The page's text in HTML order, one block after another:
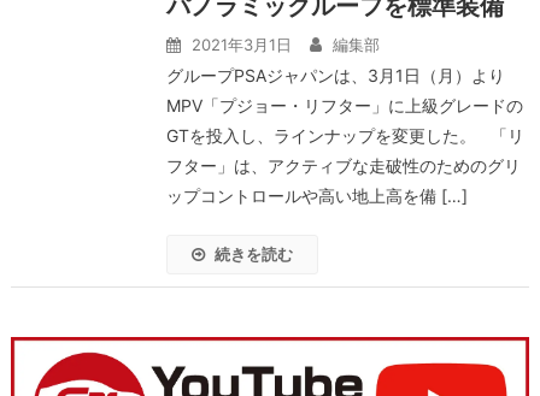
パノラミックルーフを標準装備
2021年3月1日 編集部
グループPSAジャパンは、3月1日（月）より
MPV「プジョー・リフター」に上級グレードの
GTを投入し、ラインナップを変更した。 「リ
フター」は、アクティブな走破性のためのグリ
ップコントロールや高い地上高を備 […]
続きを読む